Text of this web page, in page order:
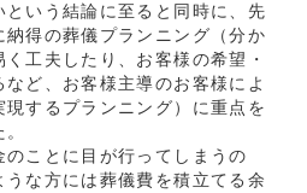
いう結論に至ると同時に、先
得の葬儀プランニング（分か
工夫したり、お客様の希望・
ど、お客様主導のお客様によ
するプランニング）に重点を
のことに目が行ってしまうの
な方には葬儀費を積立てる余